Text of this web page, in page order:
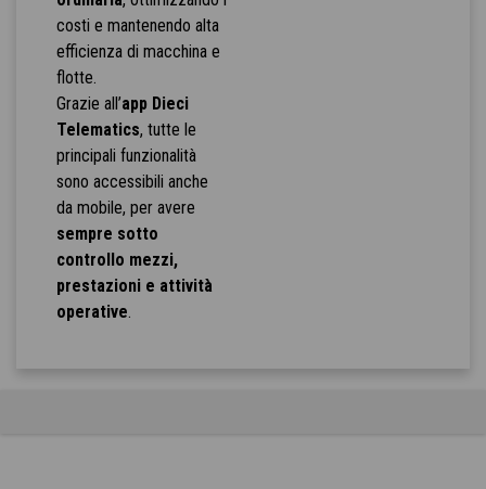
costi e mantenendo alta
efficienza di macchina e
flotte.
Grazie all’app Dieci
Telematics, tutte le
principali funzionalità
sono accessibili anche
da mobile, per avere
sempre sotto
controllo mezzi,
prestazioni e attività
operative.